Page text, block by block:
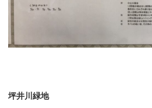
坪井川緑地